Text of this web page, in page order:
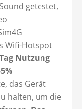
getestet,
Wifi-Hotspot
Nutzung
das Gerät
halten, um die